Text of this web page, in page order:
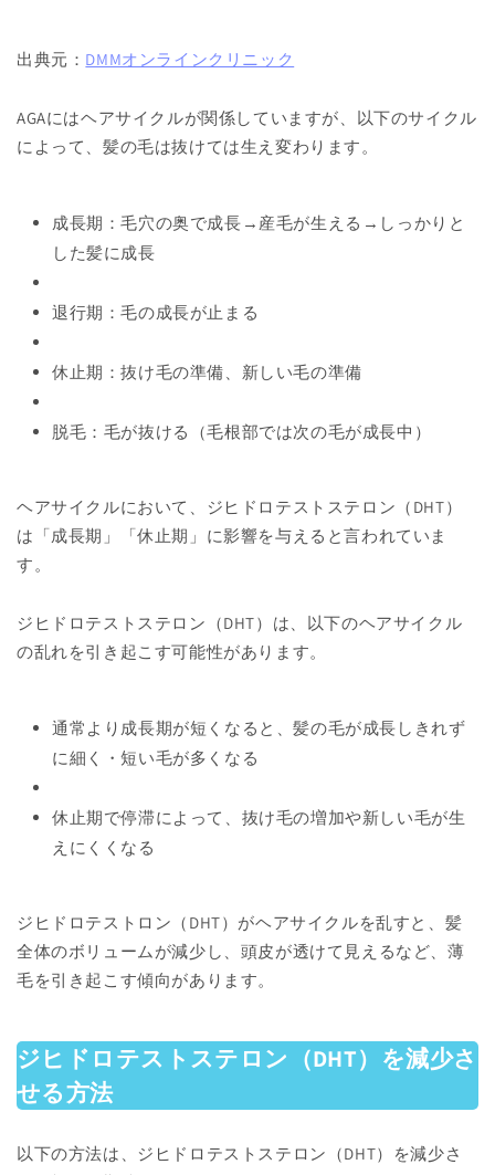
出典元： DMMオンラインクリニック
AGAにはヘアサイクルが関係していますが、以下のサイクル
によって、髪の毛は抜けては生え変わります。
成長期：毛穴の奥で成長→産毛が生える→しっかりと
した髪に成長
退行期：毛の成長が止まる
休止期：抜け毛の準備、新しい毛の準備
脱毛：毛が抜ける（毛根部では次の毛が成長中）
ヘアサイクルにおいて、ジヒドロテストステロン（DHT）
は「成長期」「休止期」に影響を与えると言われていま
す。
ジヒドロテストステロン（DHT）は、以下のヘアサイクル
の乱れを引き起こす可能性があります。
通常より成長期が短くなると、髪の毛が成長しきれず
に細く・短い毛が多くなる
休止期で停滞によって、抜け毛の増加や新しい毛が生
えにくくなる
ジヒドロテストロン（DHT）がヘアサイクルを乱すと、髪
全体のボリュームが減少し、頭皮が透けて見えるなど、薄
毛を引き起こす傾向があります。
ジヒドロテストステロン（DHT）を減少さ
せる方法
以下の方法は、ジヒドロテストステロン（DHT）を減少さ